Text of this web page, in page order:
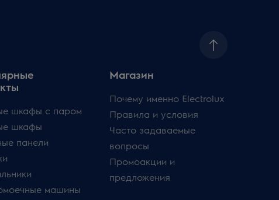
шкафы с паром
шкафы
панели
машины
Магазин
Почему именно Electrolux
Правила и условия
Часто задаваемые
вопросы
Промоакции и
предложения